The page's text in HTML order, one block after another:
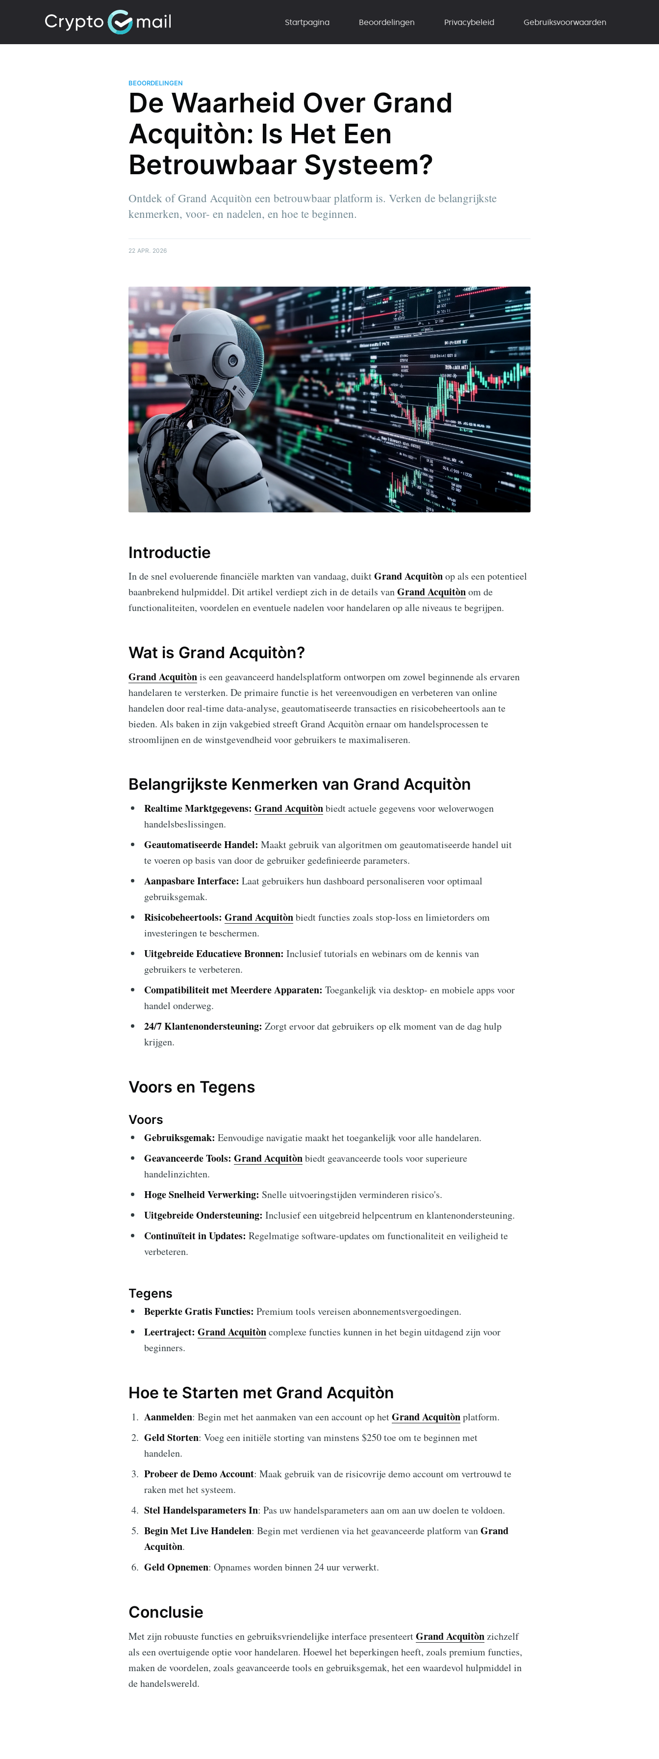
Startpagina Beoordelingen Privacybeleid Gebruiksvoorwaarden
BEOORDELINGEN
De Waarheid Over Grand
Acquitòn: Is Het Een
Betrouwbaar Systeem?
Ontdek of Grand Acquitòn een betrouwbaar platform is. Verken de belangrijkste
kenmerken, voor- en nadelen, en hoe te beginnen.
22 APR. 2026
Introductie
In de snel evoluerende financiële markten van vandaag, duiktGrand Acquitònop als een potentieel
baanbrekend hulpmiddel. Dit artikel verdiept zich in de details vanGrand Acquitònom de
functionaliteiten, voordelen en eventuele nadelen voor handelaren op alle niveaus te begrijpen.
Wat is Grand Acquitòn?
Grand Acquitònis een geavanceerd handelsplatform ontworpen om zowel beginnende als ervaren
handelaren te versterken. De primaire functie is het vereenvoudigen en verbeteren van online
handelen door real-time data-analyse, geautomatiseerde transacties en risicobeheertools aan te
bieden. Als baken in zijn vakgebied streeft Grand Acquitòn ernaar om handelsprocessen te
stroomlijnen en de winstgevendheid voor gebruikers te maximaliseren.
Belangrijkste Kenmerken van Grand Acquitòn
Realtime Marktgegevens: Grand Acquitònbiedt actuele gegevens voor weloverwogen
handelsbeslissingen.
Geautomatiseerde Handel: Maakt gebruik van algoritmen om geautomatiseerde handel uit
te voeren op basis van door de gebruiker gedefinieerde parameters.
Aanpasbare Interface: Laat gebruikers hun dashboard personaliseren voor optimaal
gebruiksgemak.
Risicobeheertools: Grand Acquitònbiedt functies zoals stop-loss en limietorders om
investeringen te beschermen.
Uitgebreide Educatieve Bronnen: Inclusief tutorials en webinars om de kennis van
gebruikers te verbeteren.
Compatibiliteit met Meerdere Apparaten: Toegankelijk via desktop- en mobiele apps voor
handel onderweg.
24/7 Klantenondersteuning: Zorgt ervoor dat gebruikers op elk moment van de dag hulp
krijgen.
Voors en Tegens
Voors
Gebruiksgemak: Eenvoudige navigatie maakt het toegankelijk voor alle handelaren.
Geavanceerde Tools: Grand Acquitònbiedt geavanceerde tools voor superieure
handelinzichten.
Hoge Snelheid Verwerking: Snelle uitvoeringstijden verminderen risico's.
Uitgebreide Ondersteuning: Inclusief een uitgebreid helpcentrum en klantenondersteuning.
Continuïteit in Updates: Regelmatige software-updates om functionaliteit en veiligheid te
verbeteren.
Tegens
Beperkte Gratis Functies: Premium tools vereisen abonnementsvergoedingen.
Leertraject: Grand Acquitòncomplexe functies kunnen in het begin uitdagend zijn voor
beginners.
Hoe te Starten met Grand Acquitòn
Aanmelden: Begin met het aanmaken van een account op hetGrand Acquitònplatform.
Geld Storten: Voeg een initiële storting van minstens $250 toe om te beginnen met
handelen.
Probeer de Demo Account: Maak gebruik van de risicovrije demo account om vertrouwd te
raken met het systeem.
Stel Handelsparameters In: Pas uw handelsparameters aan om aan uw doelen te voldoen.
Begin Met Live Handelen: Begin met verdienen via het geavanceerde platform vanGrand
Acquitòn.
Geld Opnemen: Opnames worden binnen 24 uur verwerkt.
Conclusie
Met zijn robuuste functies en gebruiksvriendelijke interface presenteertGrand Acquitònzichzelf
als een overtuigende optie voor handelaren. Hoewel het beperkingen heeft, zoals premium functies,
maken de voordelen, zoals geavanceerde tools en gebruiksgemak, het een waardevol hulpmiddel in
de handelswereld.